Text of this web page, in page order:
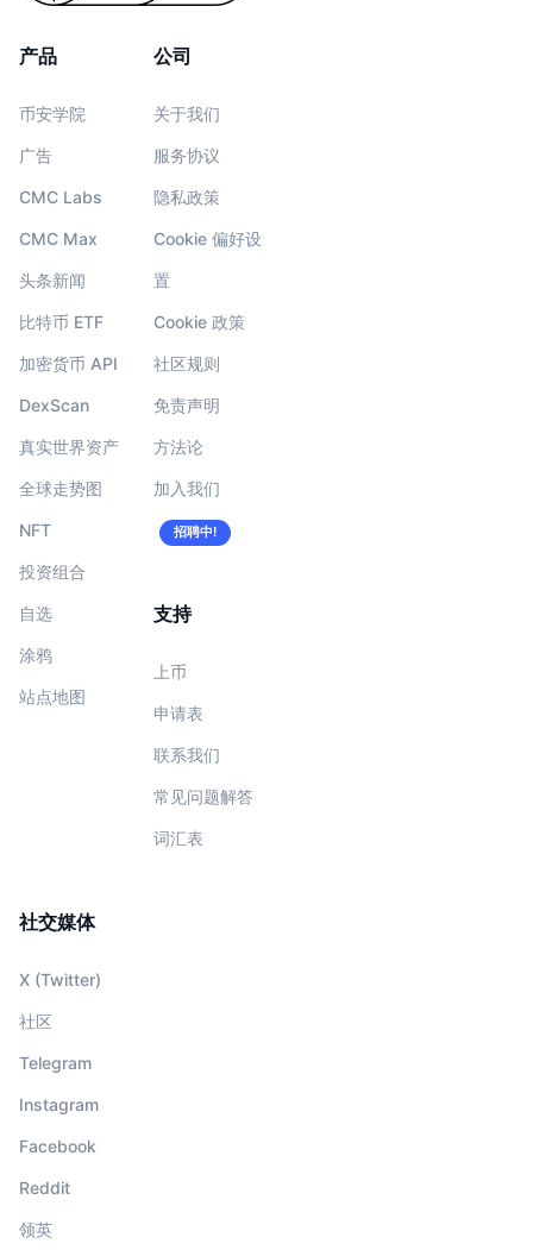
产品
币安学院
广告
CMC Labs
CMC Max
头条新闻
比特币 ETF
加密货币 API
DexScan
真实世界资产
全球走势图
NFT
投资组合
自选
涂鸦
站点地图
公司
关于我们
服务协议
隐私政策
Cookie 偏好设
置
Cookie 政策
社区规则
免责声明
方法论
加入我们
招聘中!
支持
上币
申请表
联系我们
常见问题解答
词汇表
社交媒体
X (Twitter)
社区
Telegram
Instagram
Facebook
Reddit
领英